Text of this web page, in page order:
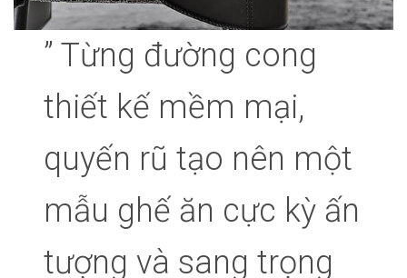
” Từng đường cong
thiết kế mềm mại,
quyến rũ tạo nên một
mẫu ghế ăn cực kỳ ấn
tượng và sang trọng